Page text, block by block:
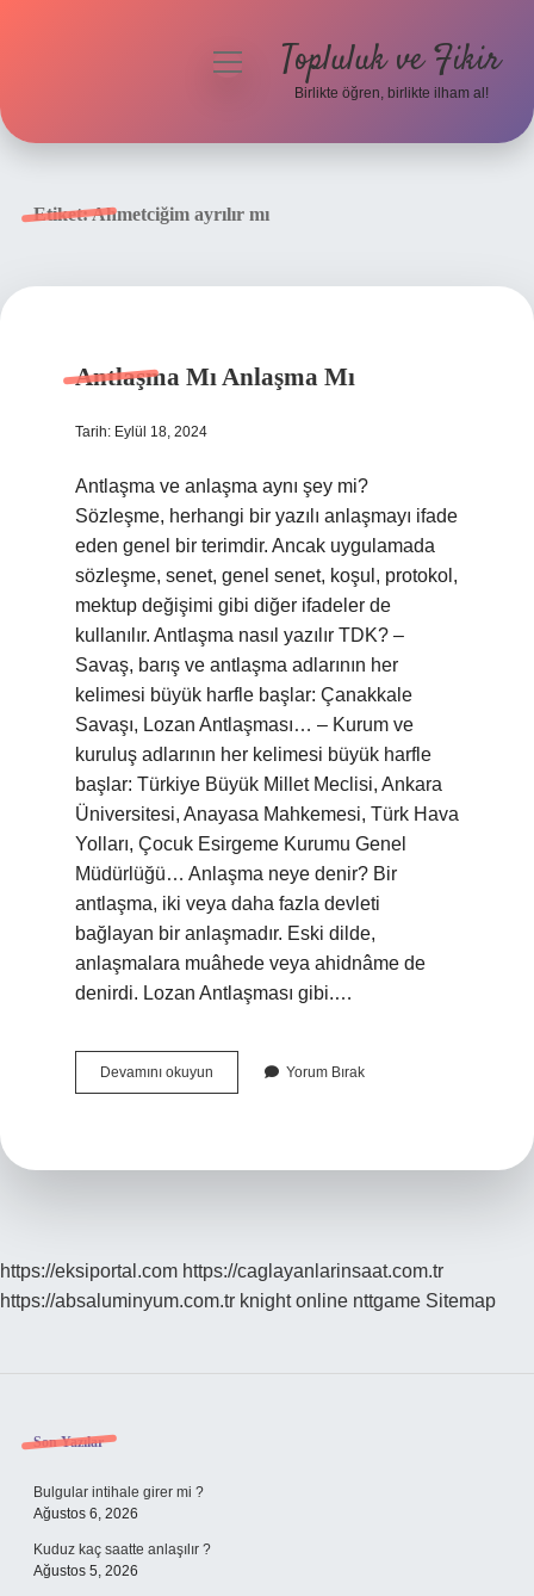
menüyüTopluluk ve Fikir
Birlikte öğren, birlikte ilham al!
Etiket:Ahmetciğim ayrılır mı
Antlaşma Mı Anlaşma Mı
Tarih: Eylül 18, 2024
Antlaşma ve anlaşma aynı şey mi?
Sözleşme, herhangi bir yazılı anlaşmayı ifade
eden genel bir terimdir. Ancak uygulamada
sözleşme, senet, genel senet, koşul, protokol,
mektup değişimi gibi diğer ifadeler de
kullanılır. Antlaşma nasıl yazılır TDK? –
Savaş, barış ve antlaşma adlarının her
kelimesi büyük harfle başlar: Çanakkale
Savaşı, Lozan Antlaşması… – Kurum ve
kuruluş adlarının her kelimesi büyük harfle
başlar: Türkiye Büyük Millet Meclisi, Ankara
Üniversitesi, Anayasa Mahkemesi, Türk Hava
Yolları, Çocuk Esirgeme Kurumu Genel
Müdürlüğü… Anlaşma neye denir? Bir
antlaşma, iki veya daha fazla devleti
bağlayan bir anlaşmadır. Eski dilde,
anlaşmalara muâhede veya ahidnâme de
denirdi. Lozan Antlaşması gibi.…
Devamını okuyun Antlaşma
Mı
Yorum Bırak
https://eksiportal.com https://caglayanlarinsaat.com.tr
https://absaluminyum.com.tr knight online nttgame Sitemap
Sidebar
Son Yazılar
Bulgular intihale girer mi ?
Ağustos 6, 2026
Kuduz kaç saatte anlaşılır ?
Ağustos 5, 2026